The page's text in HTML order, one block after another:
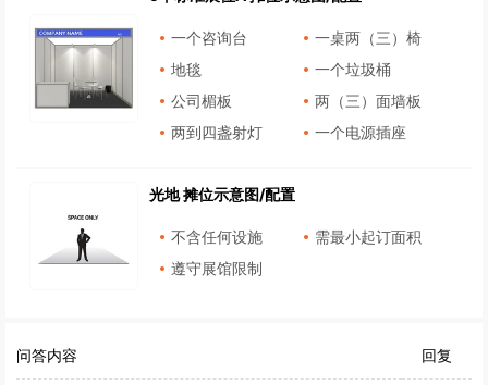
一个咨询台
一桌两（三）椅
地毯
一个垃圾桶
公司楣板
两（三）面墙板
两到四盏射灯
一个电源插座
光地 摊位示意图/配置
不含任何设施
需最小起订面积
遵守展馆限制
问答内容 回复